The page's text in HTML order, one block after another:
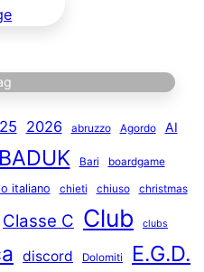
2026 abruzzo Agordo AI
BADUK Bari boardgame
italiano chieti chiuso christmas
Classe C Club clubs
discord Dolomiti E.G.D.